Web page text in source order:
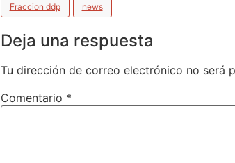
Fraccion ddp news
Deja una respuesta
Tu dirección de correo electrónico no será
Comentario *